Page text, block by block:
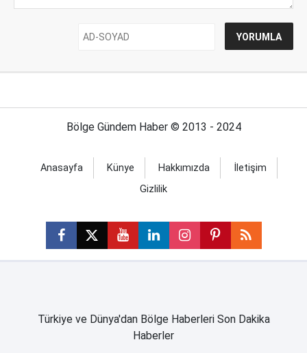
Bölge Gündem Haber © 2013 - 2024
Anasayfa Künye Hakkımızda
İletişim
Gizlilik
Türkiye ve Dünya'dan Bölge Haberleri Son Dakika
Haberler